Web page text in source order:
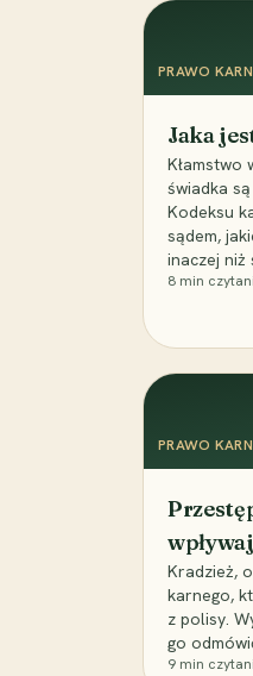
PRAWO
Jaka
Kłamstwo
świadka
Kodeksu
sądem,
inaczej niż
8 min
PRAWO
Kradzież,
karnego,
z polisy.
go
9 min